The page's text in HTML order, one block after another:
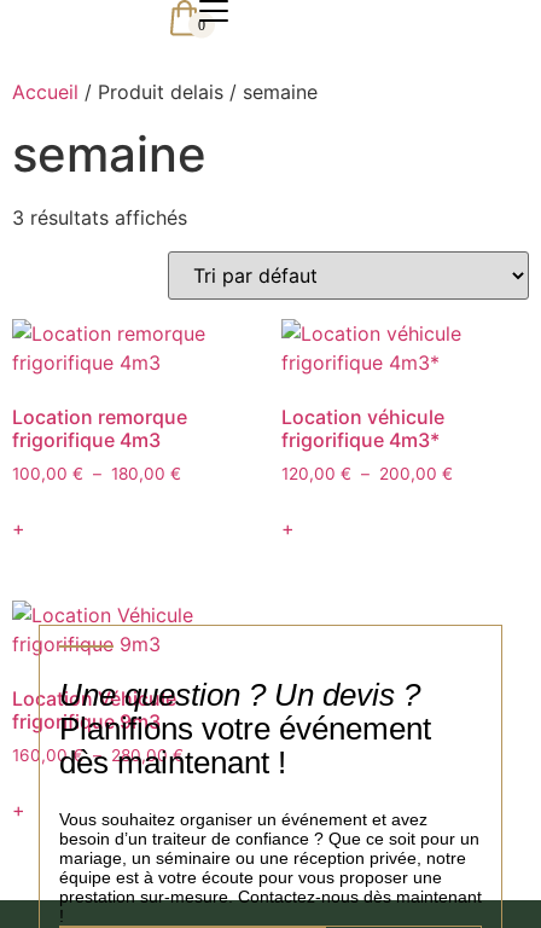
0
Accueil / Produit delais / semaine
semaine
3 résultats affichés
Location remorque
frigorifique 4m3
100,00 € – 180,00 €
+
Location véhicule
frigorifique 4m3*
120,00 € – 200,00 €
+
Location Véhicule
frigorifique 9m3
160,00€ – 280,00€
+
Une question ? Un devis ?
Planifions votre événement
dès maintenant !
Vous souhaitez organiser un événement et avez
besoin d’un traiteur de confiance ? Que ce soit pour un
mariage, un séminaire ou une réception privée, notre
équipe est à votre écoute pour vous proposer une
prestation sur-mesure. Contactez-nous dès maintenant
!